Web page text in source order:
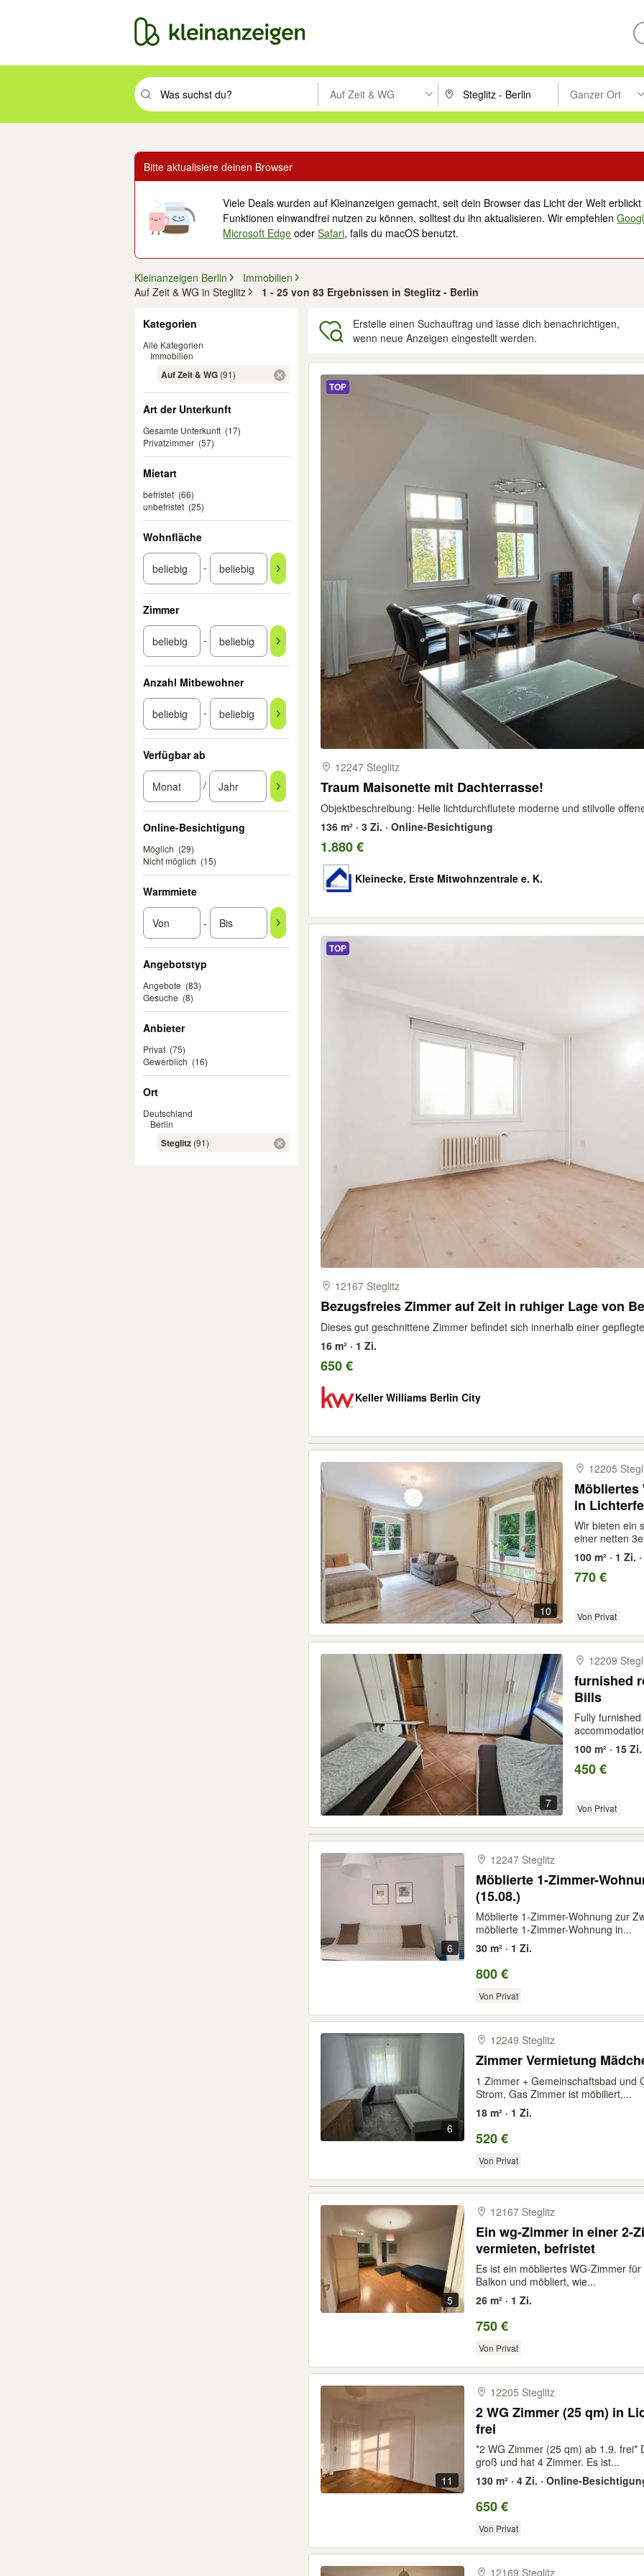
Suchbegriff eingeben. Eingabetaste drücken um zu suchen, oder Vorschläge mit den Pfeiltasten nach oben/
Auf Zeit & WG PLZ oder Ort eingeben. Eingabetaste
Ganzer Ort
Suche im
Bitte aktualisiere deinen Browser
Viele Deals wurden auf Kleinanzeigen gemacht, seit dein Browser das Licht der Welt
Funktionen einwandfrei nutzen zu können, solltest du ihn aktualisieren. Wir empfehlen
Microsoft Edge oderSafari, falls du macOS benutzt.
Kleinanzeigen Berlin
Immobilien
Auf Zeit & WG in Steglitz
1 - 25 von 83 Ergebnissen in Steglitz - Berlin
Kategorien
Alle Kategorien
Immobilien
Auf Zeit & WG (91)
Art der Unterkunft
Gesamte Unterkunft (17)
Privatzimmer (57)
Mietart
befristet (66)
unbefristet (25)
Wohnfläche
-
Zimmer
-
Anzahl Mitbewohner
-
Verfügbar ab
/
Online-Besichtigung
Möglich (29)
Nicht möglich (15)
Warmmiete
-
Angebotstyp
Angebote (83)
Gesuche (8)
Anbieter
Privat (75)
Gewerblich (16)
Ort
Deutschland
Berlin
Steglitz (91)
Erstelle einen Suchauftrag und lasse dich benachrichtigen,
wenn neue Anzeigen eingestellt werden.
TOP
12247 Steglitz
Traum Maisonette mit Dachterrasse!
Objektbeschreibung: Helle lichtdurchflutete moderne und stilvolle
136 m² · 3 Zi. · Online-Besichtigung
1.880 €
Kleinecke, Erste Mitwohnzentrale e. K.
TOP
12167 Steglitz
Bezugsfreies Zimmer auf Zeit in ruhiger Lage von
Dieses gut geschnittene Zimmer befindet sich innerhalb einer
16 m² · 1 Zi.
650 €
Keller Williams Berlin City
10
12205
Möbliertes
in
Wir bieten ein
einer netten
100 m² · 1
770 €
Von Privat
7
12209
furnished
Bills
Fully
100 m² · 15 Zi.
450 €
Von Privat
6
12247 Steglitz
Möblierte 1-Zimmer-
(15.08.)
Möblierte 1-Zimmer-Wohnung zur
möblierte 1-Zimmer-Wohnung in...
30 m² · 1 Zi.
800 €
Von Privat
6
12249 Steglitz
Zimmer Vermietung
1 Zimmer + Gemeinschaftsbad und
Strom, Gas Zimmer ist möbiliert,...
18 m² · 1 Zi.
520 €
Von Privat
5
12167 Steglitz
Ein wg-Zimmer in einer 2-
vermieten, befristet
Es ist ein möbliertes WG-Zimmer
Balkon und möbliert, wie...
26 m² · 1 Zi.
750 €
Von Privat
11
12205 Steglitz
2 WG Zimmer (25 qm) in Lichterfelde West ab 01 09. 26
frei
*2 WG Zimmer (25 qm) ab 1.9. frei*
groß und hat 4 Zimmer. Es ist...
130 m² · 4 Zi. · Online-
650 €
Von Privat
12169 Steglitz